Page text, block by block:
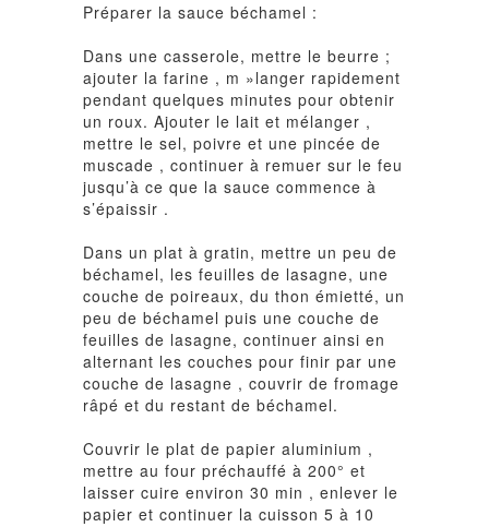
Préparer la sauce béchamel :
Dans une casserole, mettre le beurre ;
ajouter la farine , m »langer rapidement
pendant quelques minutes pour obtenir
un roux. Ajouter le lait et mélanger ,
mettre le sel, poivre et une pincée de
muscade , continuer à remuer sur le feu
jusqu’à ce que la sauce commence à
s’épaissir .
Dans un plat à gratin, mettre un peu de
béchamel, les feuilles de lasagne, une
couche de poireaux, du thon émietté, un
peu de béchamel puis une couche de
feuilles de lasagne, continuer ainsi en
alternant les couches pour finir par une
couche de lasagne , couvrir de fromage
râpé et du restant de béchamel.
Couvrir le plat de papier aluminium ,
mettre au four préchauffé à 200° et
laisser cuire environ 30 min , enlever le
papier et continuer la cuisson 5 à 10